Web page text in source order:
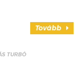
Tovább
TURBÓ